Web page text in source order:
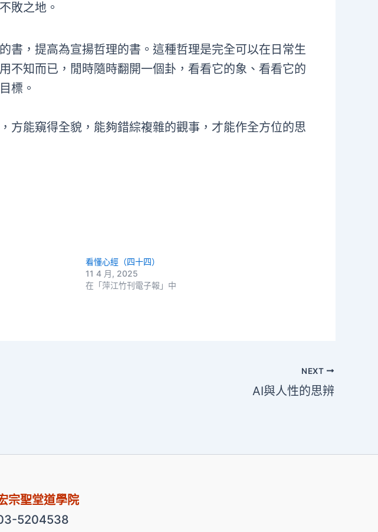
敗之地。
書，提高為宣揚哲理的書。這種哲理是完全可以在日常生
不知而已，閒時隨時翻開一個卦，看看它的象、看看它的
標。
方能窺得全貌，能夠錯綜複雜的觀事，才能作全方位的思
看懂心經（四十四）
11 4 月, 2025
在「萍江竹刊電子報」中
NEXT
AI與人性的思辨
宗聖堂道學院
5204538